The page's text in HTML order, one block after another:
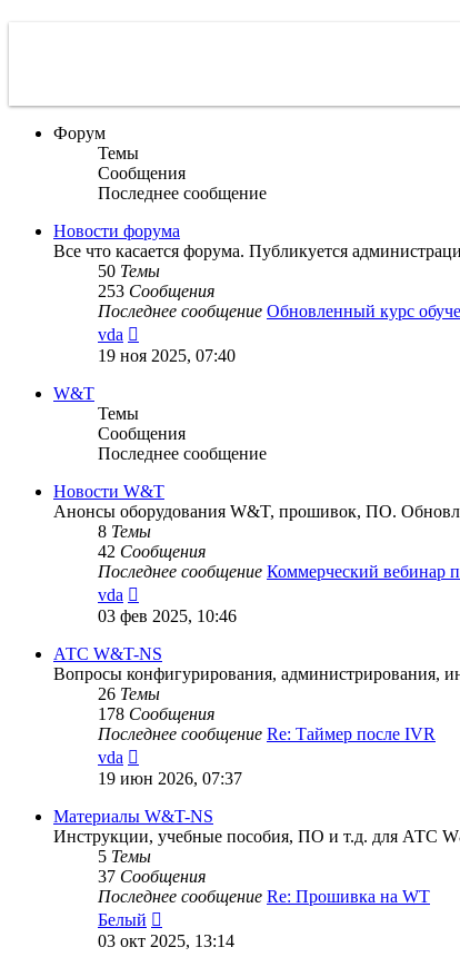
Форум
Темы
Сообщения
Последнее сообщение
Новости форума
Все что касается форума. Публикуется
50 Темы
253 Сообщения
Последнее сообщение Обновленный курс
vda
к
последнему
19 ноя 2025, 07:40
W&T
Темы
Сообщения
Последнее сообщение
Новости W&T
Анонсы оборудования W&T, прошивок, ПО.
8 Темы
42 Сообщения
Последнее сообщение Коммерческий
vda
к
последнему
сообщению
03 фев 2025, 10:46
АТС W&T-NS
Вопросы конфигурирования, администрирования,
26 Темы
178 Сообщения
Последнее сообщение Re: Таймер после IVR
vda
к
последнему
сообщению
19 июн 2026, 07:37
Материалы W&T-NS
Инструкции, учебные пособия, ПО и т.д. для АТС
5 Темы
37 Сообщения
Последнее сообщение Re: Прошивка на WT
Белый
к
последнему
03 окт 2025, 13:14